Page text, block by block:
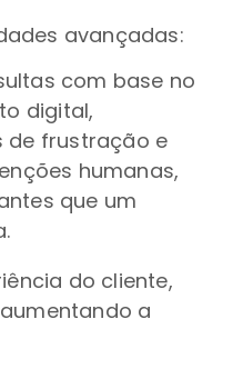
avançadas:
com base no
digital,
de frustração e
humanas,
que um
do cliente,
a